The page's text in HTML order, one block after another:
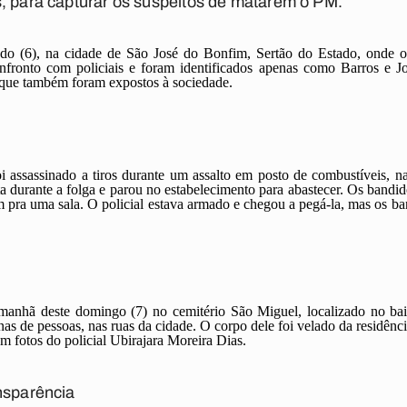
(6), na cidade de São José do Bonfim, Sertão do Estado, onde
com policiais e foram identificados apenas como Barros e
também foram expostos à sociedade.
a tiros durante um assalto em posto de combustíveis,
durante a folga e parou no estabelecimento para abastecer. Os
pra uma sala. O policial estava armado e chegou a pegá-la, mas os
deste domingo (7) no cemitério São Miguel, localizado no
de pessoas, nas ruas da cidade. O corpo dele foi velado da
fotos do policial Ubirajara Moreira Dias.